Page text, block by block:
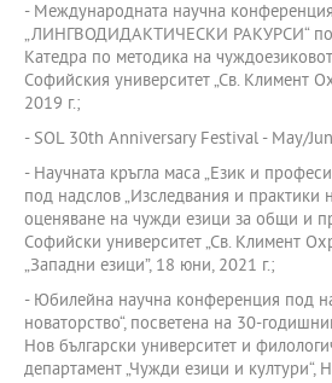
- Международната научна конференция
„ЛИНГВОДИДАКТИЧЕСКИ РАКУРСИ“ по
Катедра по методика на
Софийския университет „Св. Климент
2019 г.;
- SOL 30th Anniversary Festival - May/
- Научната кръгла маса „Език и
под надслов „Изследвания и практики
оценяване на чужди езици за общи и
Софийски университет „Св. Климент
„Западни езици”, 18 юни, 2021 г.;
- Юбилейна научна конференция под
новаторство“, посветена на 30-
Нов български университет и
департамент „Чужди езици и култури“,